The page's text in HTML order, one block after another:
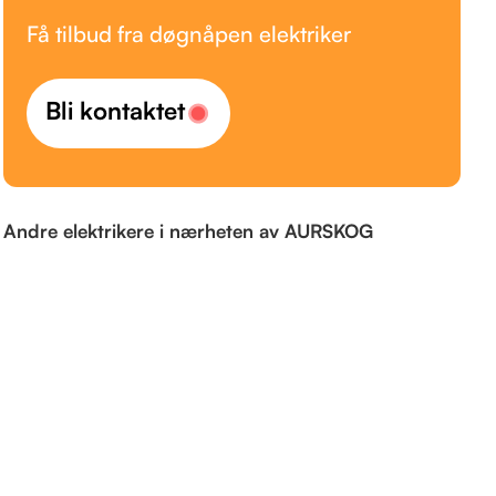
Få tilbud fra døgnåpen elektriker
Bli kontaktet
Andre elektrikere i nærheten av AURSKOG